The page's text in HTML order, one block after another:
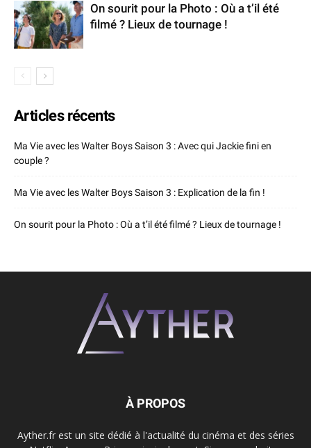
On sourit pour la Photo : Où a t’il été
filmé ? Lieux de tournage !
Articles récents
Ma Vie avec les Walter Boys Saison 3 : Avec qui Jackie fini en
couple ?
Ma Vie avec les Walter Boys Saison 3 : Explication de la fin !
On sourit pour la Photo : Où a t’il été filmé ? Lieux de tournage !
À PROPOS
Ayther.fr est un site dédié à l'actualité du cinéma et des séries